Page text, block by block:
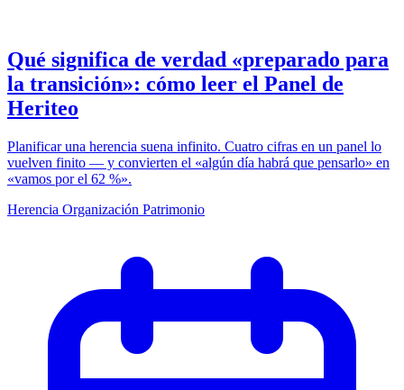
Qué significa de verdad «preparado para
la transición»: cómo leer el Panel de
Heriteo
Planificar una herencia suena infinito. Cuatro cifras en un panel lo
vuelven finito — y convierten el «algún día habrá que pensarlo» en
«vamos por el 62 %».
Herencia Organización Patrimonio